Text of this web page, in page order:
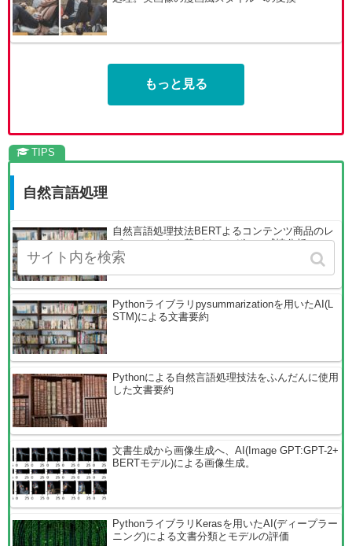
もっと見る
自然言語処理
自然言語処理技法BERTよるコンテンツ商品のレ
ビューデータに基づくユーザーの感情分析
Pythonライブラリpysummarizationを用いたAI(L
STM)による文書要約
Pythonによる自然言語処理技法をふんだんに使用
した文書要約
文書生成から画像生成へ、AI(Image GPT:GPT-2+
BERTモデル)による画像生成。
PythonライブラリKerasを用いたAI(ディープラー
ニング)による文書分類とモデルの評価